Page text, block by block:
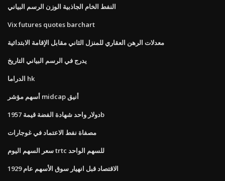
النفط الخام الجاذبية الوزن الرسم البياني
Vix futures quotes barchart
معدلات الرهن العقاري للمنزل الثاني مقابل الإقامة الابتدائية
يدرج في الرسم البياني التاريخ
الدراما hk
أسهم مؤشر midcap أنيق
دولار واحد شهادة الفضة قيمة 1957b
مصفاة نفط الاعتماد في غوجارات
سعر السهم اليوم trtc للسهم الواحد
الاقتصاد قبل انهيار سوق الأسهم عام 1929